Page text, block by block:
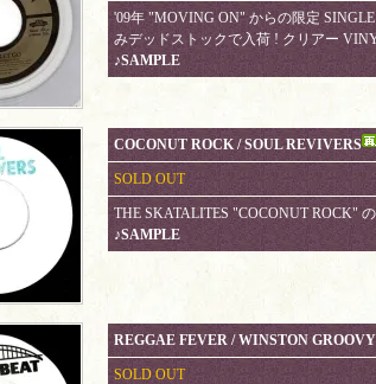
'09年 "MOVING ON" からの限定
みデッドストックで入荷 ! クリアー
♪SAMPLE
COCONUT ROCK / SOUL REVIVERS
SOLD OUT
THE SKATALITES "COCONUT ROCK"
♪SAMPLE
REGGAE FEVER / WINSTON
SOLD OUT